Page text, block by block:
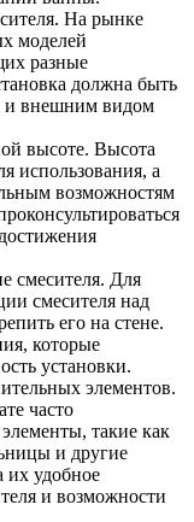
На рынке
моделей
разные
должна быть
и внешним видом
высоте. Высота
использования, а
возможностям
смесителя. Для
смесителя над
его на стене.
которые
установки.
элементов.
часто
такие как
и другие
их удобное
и возможности